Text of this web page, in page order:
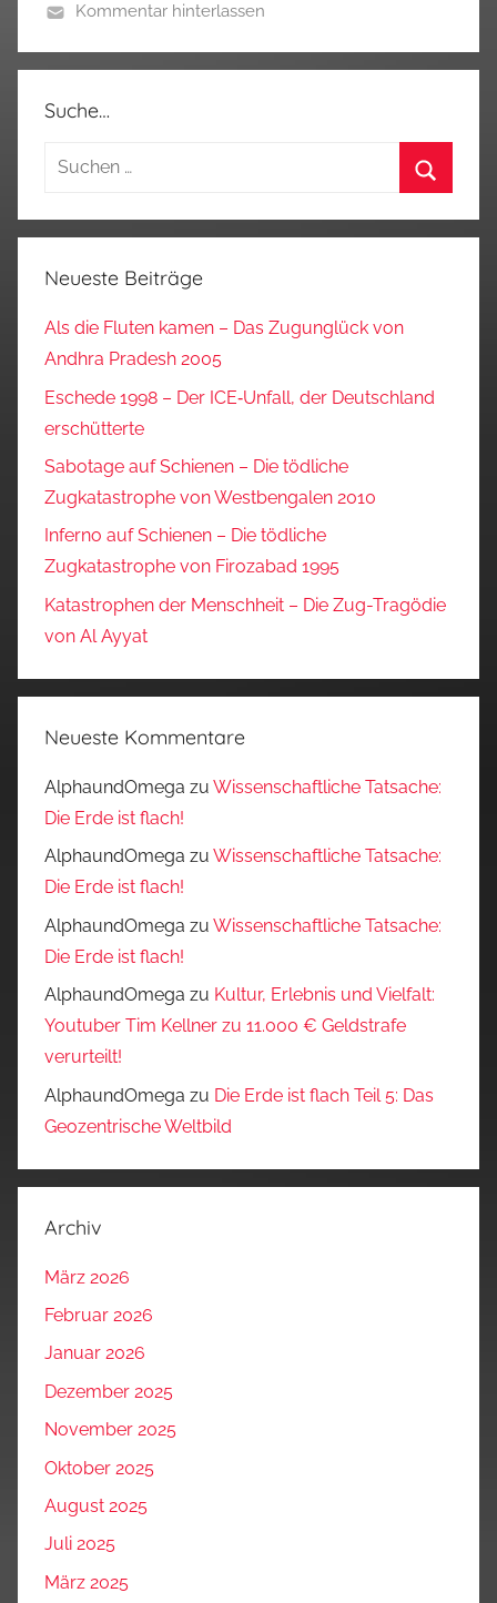
Kommentar hinterlassen
Suche…
Suchen
Neueste Beiträge
Als die Fluten kamen – Das Zugunglück von
Andhra Pradesh 2005
Eschede 1998 – Der ICE‑Unfall, der Deutschland
erschütterte
Sabotage auf Schienen – Die tödliche
Zugkatastrophe von Westbengalen 2010
Inferno auf Schienen – Die tödliche
Zugkatastrophe von Firozabad 1995
Katastrophen der Menschheit – Die Zug-Tragödie
von Al Ayyat
Neueste Kommentare
AlphaundOmega zu Wissenschaftliche Tatsache:
Die Erde ist flach!
AlphaundOmega zu Wissenschaftliche Tatsache:
Die Erde ist flach!
AlphaundOmega zu Wissenschaftliche Tatsache:
Die Erde ist flach!
AlphaundOmega zu Kultur, Erlebnis und Vielfalt:
Youtuber Tim Kellner zu 11.000 € Geldstrafe
verurteilt!
AlphaundOmega zu Die Erde ist flach Teil 5: Das
Geozentrische Weltbild
Archiv
März 2026
Februar 2026
Januar 2026
Dezember 2025
November 2025
Oktober 2025
August 2025
Juli 2025
März 2025